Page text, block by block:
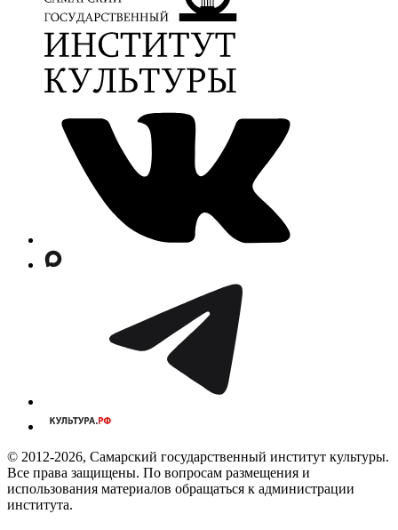
© 2012-2026, Самарский государственный институт культуры.
Все права защищены. По вопросам размещения и
использования материалов обращаться к администрации
института.